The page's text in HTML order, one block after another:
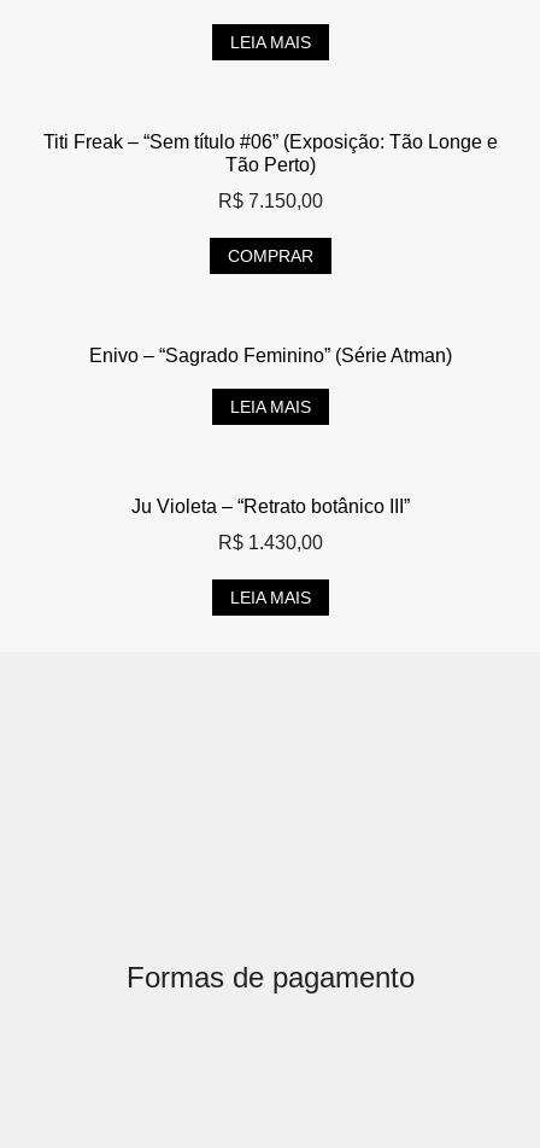
LEIA MAIS
Titi Freak – “Sem título #06” (Exposição: Tão Longe e
Tão Perto)
R$7.150,00
COMPRAR
Enivo – “Sagrado Feminino” (Série Atman)
LEIA MAIS
Ju Violeta – “Retrato botânico III”
R$1.430,00
LEIA MAIS
Formas de pagamento